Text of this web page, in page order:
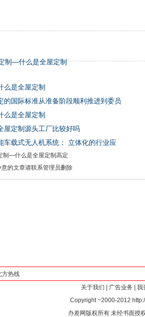
制—什么是全屋定制
是全屋定制
的国际标准从准备阶段顺利推进到委员
是全屋定制
定制源头工厂比较好吗
车载式无人机系统： 立体化的行业应
制—什么是全屋定制高定
的文章请联系管理员删除
方热线
关于我们
广告业务
我
Copyright ~2000-2012
办差网版权所有 未经书面授